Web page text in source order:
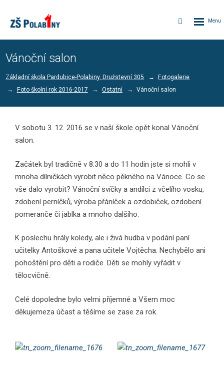
Vyhledávání
Vánoční salon
Základní škola Pardubice-Polabiny, Družstevní 305
Fotogalerie
Foto školní rok 2016-2017
Ostatní Vánoční salon
V sobotu 3. 12. 2016 se v naší škole opět konal Vánoční
salon.
Začátek byl tradičně v 8:30 a do 11 hodin jste si mohli v
mnoha dílničkách vyrobit něco pěkného na Vánoce. Co se
vše dalo vyrobit? Vánoční svíčky a andílci z včelího vosku,
zdobení perníčků, výroba přáníček a ozdobiček, ozdobení
pomeranče či jablka a mnoho dalšího.
K poslechu hrály koledy, ale i živá hudba v podání paní
učitelky Antoškové a pana učitele Vojtěcha. Nechybělo ani
pohoštění pro děti a rodiče. Děti se mohly vyřádit v
tělocvičně.
Celé dopoledne bylo velmi příjemné a Všem moc
děkujemeza účast a těšíme se zase za rok.